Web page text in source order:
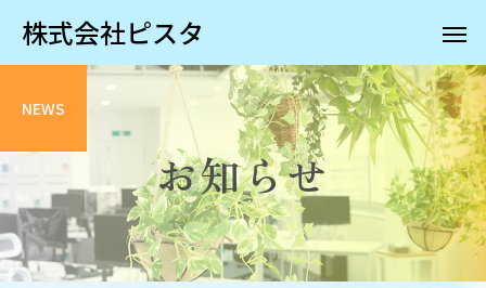
株式会社ピスタ
お知らせ
NEWS